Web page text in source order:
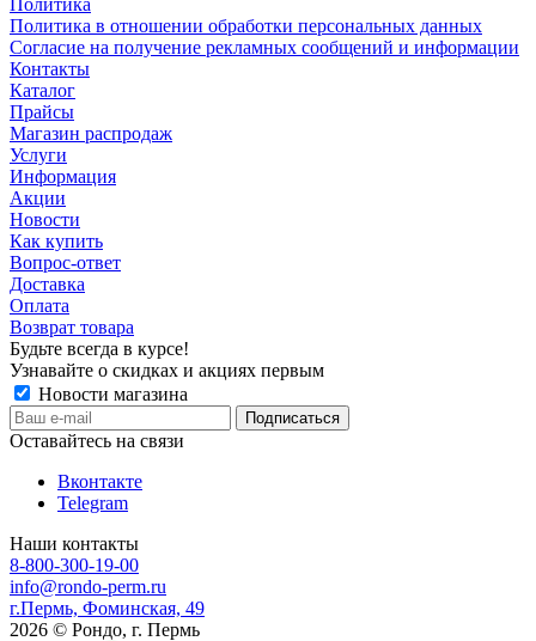
Политика
Политика в отношении обработки персональных данных
Согласие на получение рекламных сообщений и информации
Контакты
Каталог
Прайсы
Магазин распродаж
Услуги
Информация
Акции
Новости
Как купить
Вопрос-ответ
Доставка
Оплата
Возврат товара
Будьте всегда в курсе!
Узнавайте о скидках и акциях первым
Новости магазина
Оставайтесь на связи
Вконтакте
Telegram
Наши контакты
8-800-300-19-00
info@rondo-perm.ru
г.Пермь, Фоминская, 49
2026 © Рондо, г. Пермь